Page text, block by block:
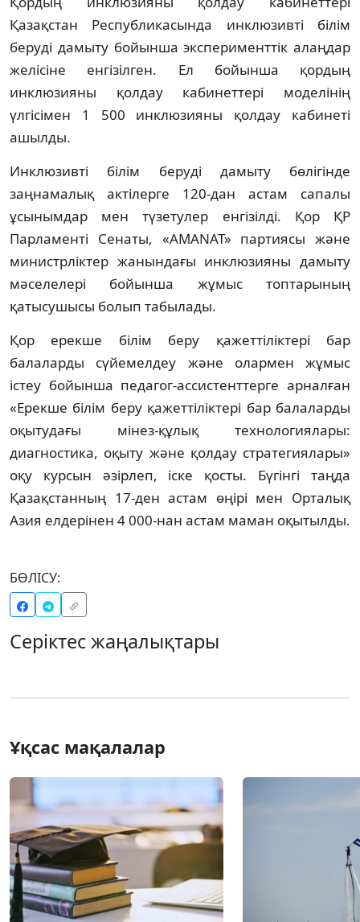
Қазақстан Республикасында инклюзивті білім
беруді дамыту бойынша эксперименттік алаңдар
желісіне енгізілген. Ел бойынша қордың
инклюзияны қолдау кабинеттері моделінің
үлгісімен 1 500 инклюзияны қолдау кабинеті
ашылды.
Инклюзивті білім беруді дамыту бөлігінде
заңнамалық актілерге 120-дан астам сапалы
ұсынымдар мен түзетулер енгізілді. Қор ҚР
Парламенті Сенаты, «AMANAT» партиясы және
министрліктер жанындағы инклюзияны дамыту
мәселелері бойынша жұмыс топтарының
қатысушысы болып табылады.
Қор ерекше білім беру қажеттіліктері бар
балаларды сүйемелдеу және олармен жұмыс
істеу бойынша педагог-ассистенттерге арналған
«Ерекше білім беру қажеттіліктері бар балаларды
оқытудағы мінез-құлық технологиялары:
диагностика, оқыту және қолдау стратегиялары»
оқу курсын әзірлеп, іске қосты. Бүгінгі таңда
Қазақстанның 17-ден астам өңірі мен Орталық
Азия елдерінен 4 000-нан астам маман оқытылды.
БӨЛІСУ:
Серіктес жаңалықтары
Ұқсас мақалалар